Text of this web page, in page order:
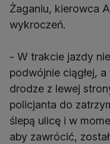
Żaganiu, kierowca
wykroczeń.
- W trakcie jazdy
podwójnie ciągłej,
drodze z lewej
policjanta do
ślepą ulicę i w
aby zawrócić,